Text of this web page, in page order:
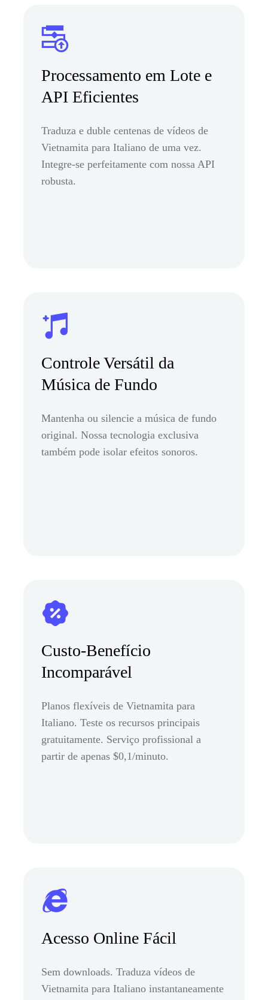
Processamento em Lote e
API Eficientes
Traduza e duble centenas de vídeos de
Vietnamita para Italiano de uma vez.
Integre-se perfeitamente com nossa API
robusta.
Controle Versátil da
Música de Fundo
Mantenha ou silencie a música de fundo
original. Nossa tecnologia exclusiva
também pode isolar efeitos sonoros.
Custo-Benefício
Incomparável
Planos flexíveis de Vietnamita para
Italiano. Teste os recursos principais
gratuitamente. Serviço profissional a
partir de apenas $0,1/minuto.
Acesso Online Fácil
Sem downloads. Traduza vídeos de
Vietnamita para Italiano instantaneamente